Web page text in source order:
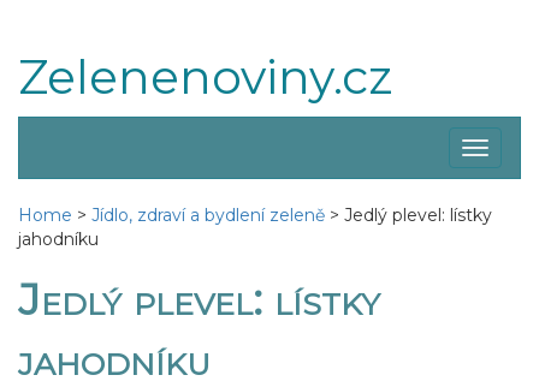
Zelenenoviny.cz
menu
Home > Jídlo, zdraví a bydlení zeleně > Jedlý plevel: lístky
jahodníku
Jedlý plevel: lístky
jahodníku